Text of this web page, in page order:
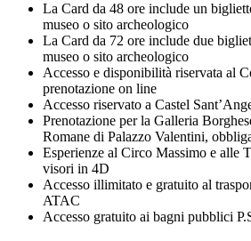
La Card da 48 ore include un
museo o sito archeologico
La Card da 72 ore include due
museo o sito archeologico
Accesso e disponibilità riservata al
prenotazione on line
Accesso riservato a Castel
Prenotazione per la Galleria
Romane di Palazzo Valentini,
Esperienze al Circo Massimo e alle
visori in 4D
Accesso illimitato e gratuito al
ATAC
Accesso gratuito ai bagni pubblici